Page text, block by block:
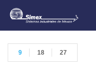
9 18 27